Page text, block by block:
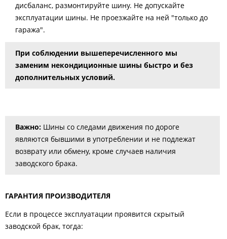
дисбаланс, размонтируйте шину. Не допускайте
эксплуатации шины. Не проезжайте на ней "только до
гаража".
При соблюдении вышеперечисленного мы
заменим некондиционные шины быстро и без
дополнительных условий.
Важно: Шины со следами движения по дороге
являются бывшими в употреблении и не подлежат
возврату или обмену, кроме случаев наличия
заводского брака.
ГАРАНТИЯ ПРОИЗВОДИТЕЛЯ
Если в процессе эксплуатации проявится скрытый
заводской брак, тогда: